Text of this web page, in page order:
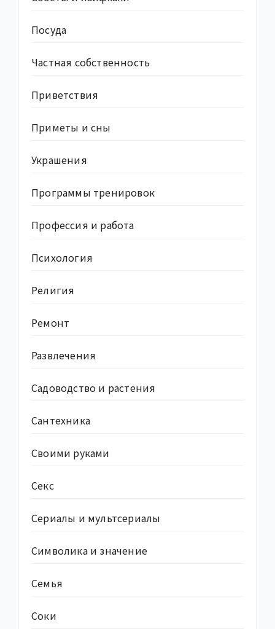
Посуда
Частная собственность
Приветствия
Приметы и сны
Украшения
Программы тренировок
Профессия и работа
Психология
Религия
Ремонт
Развлечения
Садоводство и растения
Сантехника
Своими руками
Секс
Сериалы и мультсериалы
Символика и значение
Семья
Соки